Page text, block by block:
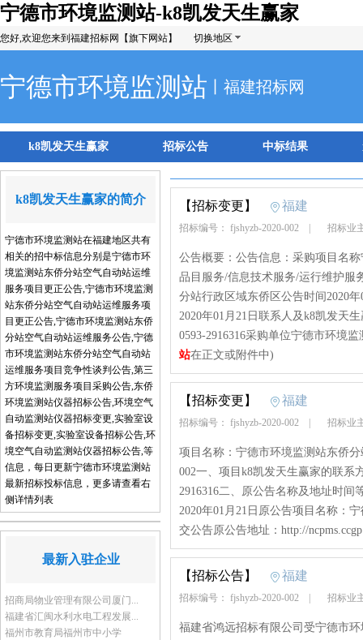
宁德市环境监测站-k8凯发天生赢家
您好,欢迎您来到福建招标网【旗下网站】 切换地区
宁德市环境监测站 丨福建招标网
k8凯发天生赢家 招标公告 中标结果
k8凯发天生赢家的简介
宁德市环境监测站在福建地区共有
相关的招中标信息分别是宁德市环
境监测站东侨分站空气自动站运维
服务项目更正公告,宁德市环境监测
站东侨分站空气自动站运维服务项
目更正公告,宁德市环境监测站东侨
分站空气自动站运维服务公告,宁德
市环境监测站东侨分站空气自动站
运维服务项目竞争性谈判公告,第三
方环境监测服务项目采购公告,东侨
环境监测站仪器招标公告,环境空气
自动监测站仪器招标变更,实验室设
备招标变更,实验室设备招标公告,环
境空气自动监测站仪器招标公告,等
信息，每日更新宁德市环境监测站
最新招标投标信息，更多请查看右
侧详情列表
最新入驻企业
招商局物业管理有限公司厦门...
福建省汇闽水利水电工程发展...
福州市教育局福州市中小学
【招标变更】 福建
招标编号： fjshyzb-2020-002 招标业
公告概要：公告信息：采购项目名
品目服务/信息技术服务/运行维护服
分站行政区域东侨区公告时间2020
2020年01月21日联系人及k8凯发天
0593-2916316采购单位宁德市环境
站在正文或附件中)
【招标变更】 福建
招标编号： fjshyzb-2020-002 招标业
项目名称：宁德市环境监测站东侨
002一、项目k8凯发天生赢家的联系
2916316二、原公告名称及地址时间
2020年01月21日原公告项目名称：
交公告原公告地址：http://
【招标公告】 福建
招标编号： fjshyzb-2020-002 招标业
福建省鸿远招标有限公司受宁德市